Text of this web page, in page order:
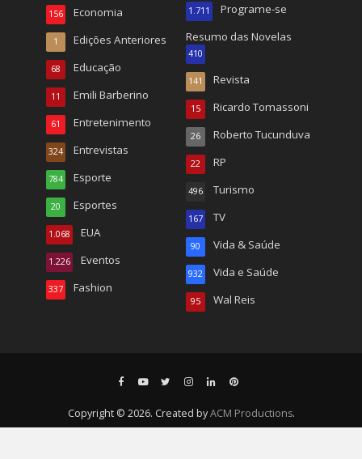
Economia
156
Edições Anteriores
1
Educação
68
Emili Barberino
11
Entretenimento
61
Entrevistas
324
Esporte
784
Esportes
20
EUA
1.068
Eventos
1.226
Fashion
337
Programe-se
1.711
Resumo das Novelas
410
Revista
141
Ricardo Tomassoni
15
Roberto Tucunduva
26
RP
22
Turismo
496
TV
167
Vida & Saúde
90
Vida e Saúde
932
Wal Reis
95
Copyright © 2026. Created byACM Productions.